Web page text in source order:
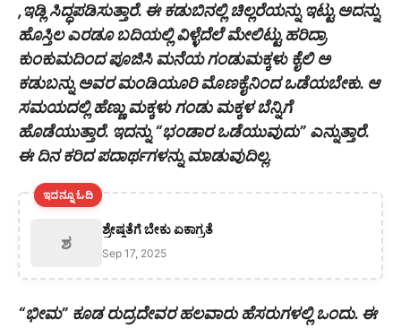
,ಇಡ್ಲಿ ಸಿದ್ಧಪಡಿಸುತ್ತಾರೆ. ಈ ಕಡುಬಿನಲ್ಲಿ ಚಿಲ್ಲರೆಯನ್ನು ಇಟ್ಟು ಅದನ್ನು
ಹೊಸ್ತಿಲ ಎರಡೂ ಬದಿಯಲ್ಲಿ ವಿಳ್ಳೆದೆಲೆ ಮೇಲಿಟ್ಟು ಹರಿದ್ರಾ
ಕುಂಕುಮದಿಂದ ಪೂಜಿಸಿ ಮನೆಯ ಗಂಡುಮಕ್ಕಳು ಕೈಲಿ ಅ
ಕಡುಬನ್ನು ಅವರ ಮಂಡಿಯೂರಿ ಮೊಣಕೈನಿಂದ ಒಡೆಯಬೇಕು. ಆ
ಸಮಯದಲ್ಲಿ ಹೆಣ್ಣು ಮಕ್ಕಳು ಗಂಡು ಮಕ್ಕಳ ಬೆನ್ನಿಗೆ
ಹೊಡೆಯುತ್ತಾರೆ. ಇದನ್ನು “ಭಂಡಾರ ಒಡೆಯುವುದು” ಎನ್ನುತ್ತಾರೆ.
ಈ ದಿನ ಕರಿದ ಪದಾರ್ಥಗಳನ್ನು ಮಾಡುವುದಿಲ್ಲ.
ಇದನ್ನೂ ಓದಿ
ಶ
ಶ್ರೇಷ್ಠತೆಗೆ ಬೇಕು ಏಕಾಗ್ರತೆ
Sep 17, 2025
“ಭೀಮ” ಕೂಡ ರುದ್ರದೇವರ ಹಲವಾರು ಹೆಸರುಗಳಲ್ಲಿ ಒಂದು. ಈ